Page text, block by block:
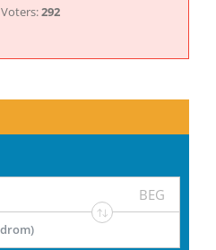
292
BEG